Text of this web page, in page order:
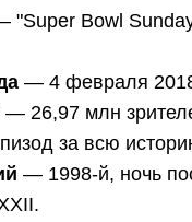
"Super Bowl
— 4 февраля
— 26,97 млн
за всю
— 1998-й, ночь